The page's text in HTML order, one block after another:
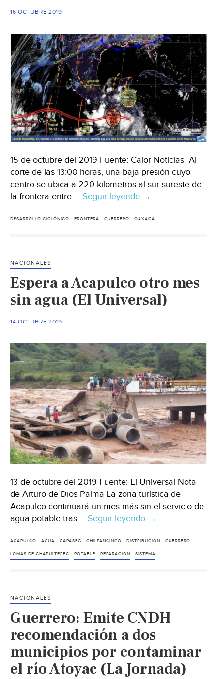
16 OCTUBRE 2019
15 de octubre del 2019 Fuente: Calor Noticias Al
corte de las 13:00 horas, una baja presión cuyo
centro se ubica a 220 kilómetros al sur-sureste de
la frontera entre … Seguir leyendo Intensas
para
CONAGUA
(Calor
Noticias)
→
DESARROLLO CICLÓNICO FRONTERA GUERRERO OAXACA
NACIONALES
Espera a Acapulco otro mes
sin agua (El Universal)
14 OCTUBRE 2019
13 de octubre del 2019 Fuente: El Universal Nota
de Arturo de Dios Palma La zona turística de
Acapulco continuará un mes más sin el servicio de
agua potable tras … Seguir leyendo Espera
Acapulco
otro
Universal)
→
ACAPULCO AGUA CAPASEG CHILPANCINGO DISTRIBUCIÓN GUERRERO
LOMAS DE CHAPULTEPEC POTABLE REPARACION SISTEMA
NACIONALES
Guerrero: Emite CNDH
recomendación a dos
municipios por contaminar
el río Atoyac (La Jornada)